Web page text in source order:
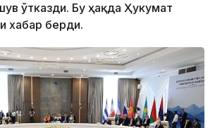
ўтказди. Бу ҳақда Ҳукумат
хабар берди.